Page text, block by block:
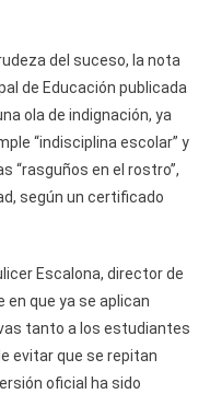
del suceso, la nota
de Educación publicada
ola de indignación, ya
“indisciplina escolar” y
“rasguños en el rostro”,
según un certificado
Escalona, director de
en que ya se aplican
tanto a los estudiantes
evitar que se repitan
oficial ha sido